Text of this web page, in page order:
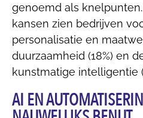
genoemd als
kansen zien bedrijven
personalisatie en
duurzaamheid (18%) en
kunstmatige intelligentie
AI EN